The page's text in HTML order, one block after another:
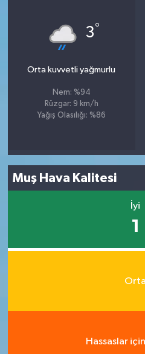
3°
Orta kuvvetli yağmurlu
Nem: %94
Rüzgar: 9 km/h
Yağış Olasılığı: %86
Muş Hava Kalitesi
İyi
1
Orta
Hassaslar